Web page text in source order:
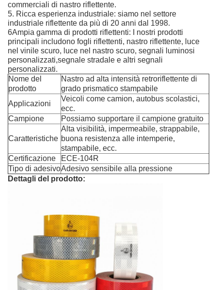
commerciali di nastro riflettente.
5. Ricca esperienza industriale: siamo nel settore
industriale riflettente da più di 20 anni dal 1998.
6Ampia gamma di prodotti riflettenti: I nostri prodotti
principali includono fogli riflettenti, nastro riflettente, luce
nel vinile scuro, luce nel nastro scuro, segnali luminosi
personalizzati,segnale stradale e altri segnali
personalizzati.
Nome del
prodotto
Nastro ad alta intensità retroriflettente di
grado prismatico stampabile
Applicazioni
Veicoli come camion, autobus scolastici,
ecc.
Campione
Possiamo supportare il campione gratuito
Caratteristiche
Alta visibilità, impermeabile, strappabile,
buona resistenza alle intemperie,
stampabile, ecc.
Certificazione
ECE-104R
Tipo di adesivoAdesivo sensibile alla pressione
Dettagli del prodotto: